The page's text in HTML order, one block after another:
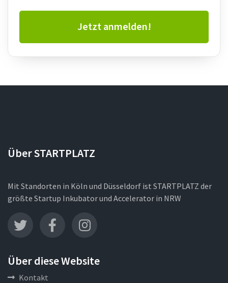
Jetzt anmelden!
Über STARTPLATZ
Mit Standorten in Köln und Düsseldorf ist STARTPLATZ der
größte Startup Inkubator und Accelerator in NRW
Über diese Website
Kontakt